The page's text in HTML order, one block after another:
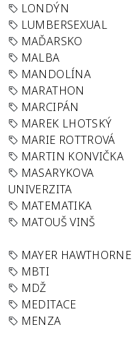
LONDÝN
LUMBERSEXUAL
MAĎARSKO
MALBA
MANDOLÍNA
MARATHON
MARCIPÁN
MAREK LHOTSKÝ
MARIE ROTTROVÁ
MARTIN KONVIČKA
MASARYKOVA
UNIVERZITA
MATEMATIKA
MATOUŠ VINŠ
MAYER HAWTHORNE
MBTI
MDŽ
MEDITACE
MENZA